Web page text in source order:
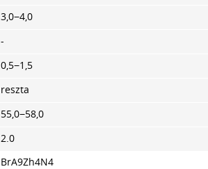
3,0−4,0
-
0,5−1,5
reszta
55,0−58,0
2.0
BrA9Zh4N4